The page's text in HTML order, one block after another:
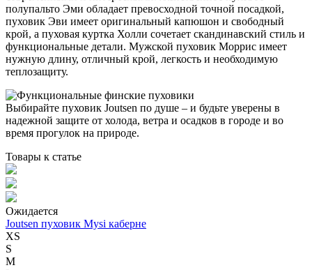
полупальто Эми обладает превосходной точной посадкой,
пуховик Эви имеет оригинальный капюшон и свободный
крой, а пуховая куртка Холли сочетает скандинавский стиль и
функциональные детали. Мужской пуховик Моррис имеет
нужную длину, отличный крой, легкость и необходимую
теплозащиту.
Выбирайте пуховик Joutsen по душе – и будьте уверены в
надежной защите от холода, ветра и осадков в городе и во
время прогулок на природе.
Товары к статье
Ожидается
Joutsen пуховик Mysi каберне
XS
S
M